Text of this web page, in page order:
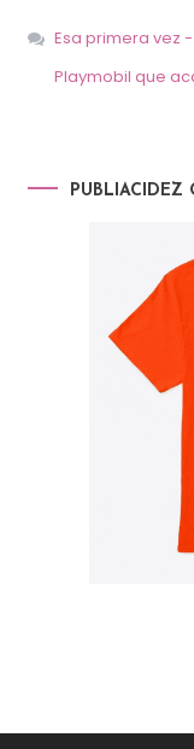
Esa primera vez
Playmobil que
PUBLIACIDEZ